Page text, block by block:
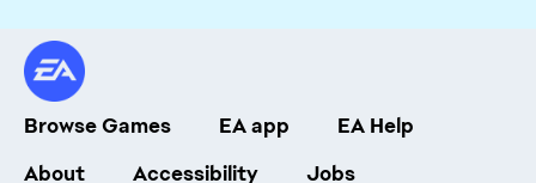
Browse Games EA app
EA Help
About
Accessibility Jobs